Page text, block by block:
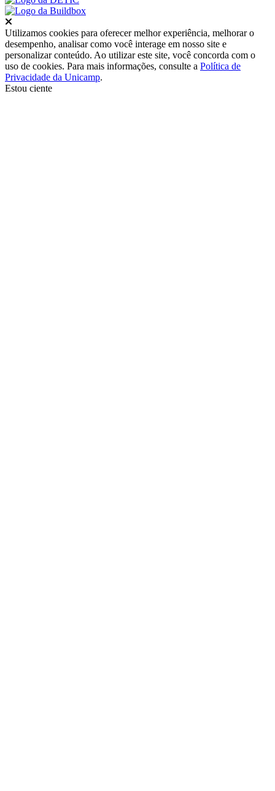
Utilizamos cookies para oferecer melhor experiência, melhorar o
desempenho, analisar como você interage em nosso site e
personalizar conteúdo. Ao utilizar este site, você concorda com o
uso de cookies. Para mais informações, consulte a Política de
Privacidade da Unicamp.
Estou ciente